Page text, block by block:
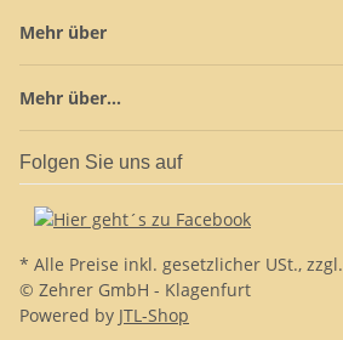
Mehr über
Mehr über...
Folgen Sie uns auf
* Alle Preise inkl. gesetzlicher USt., zzgl.
© Zehrer GmbH - Klagenfurt
Powered by JTL-Shop